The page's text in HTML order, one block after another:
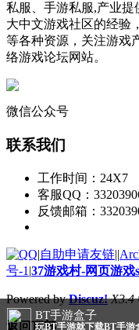
BT手游盒子
玩BT手游就下载BT手游
私服、手游私服,产业
大中文游戏社区的经验
等各种资源，关注游戏
络游戏论坛网站。
微信公众号
联系我们
工作时间：24X7
客服QQ：
反馈邮箱：
|自助申请友链||
号-1 |37游戏村-网页游戏
Powered byDiscuz! X3.4
返回顶部